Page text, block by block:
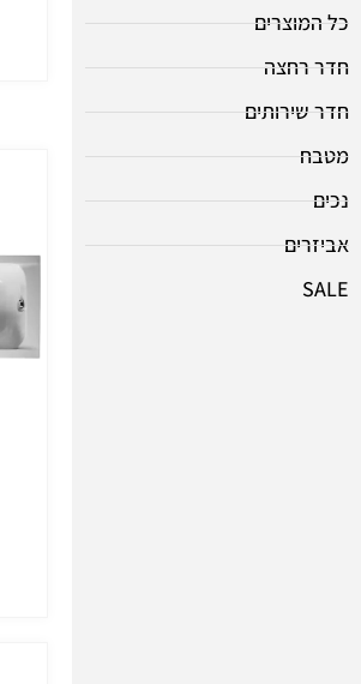
כל המוצרים
חדר רחצה
חדר שירותים
מטבח
נכים
אביזרים
SALE